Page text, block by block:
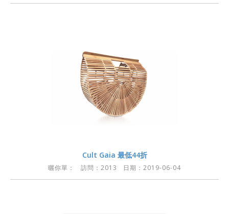
Cult Gaia 最低44折
曬你單： 訪問：2013 日期：2019-06-04